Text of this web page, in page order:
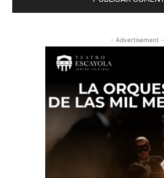
- Advertisement -